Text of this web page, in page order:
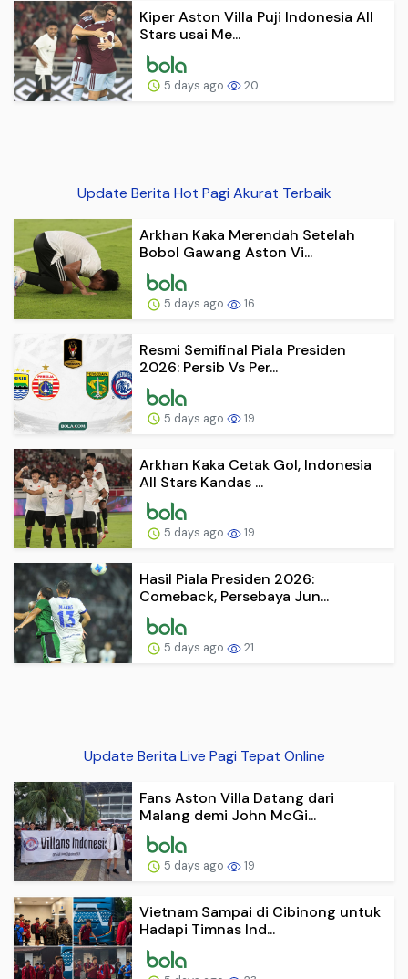
Kiper Aston Villa Puji Indonesia All
Stars usai Me...
5 days ago 20
Update Berita Hot Pagi Akurat Terbaik
Arkhan Kaka Merendah Setelah
Bobol Gawang Aston Vi...
5 days ago 16
Resmi Semifinal Piala Presiden
2026: Persib Vs Per...
5 days ago 19
Arkhan Kaka Cetak Gol, Indonesia
All Stars Kandas ...
5 days ago 19
Hasil Piala Presiden 2026:
Comeback, Persebaya Jun...
5 days ago 21
Update Berita Live Pagi Tepat Online
Fans Aston Villa Datang dari
Malang demi John McGi...
5 days ago 19
Vietnam Sampai di Cibinong untuk
Hadapi Timnas Ind...